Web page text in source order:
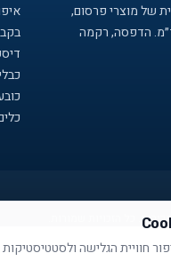
של מוצרי פרסום,
הדפסה, רקמה